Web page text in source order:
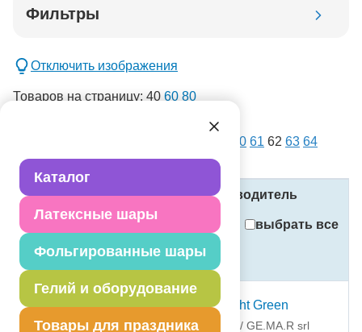
Каталог
Латексные шары
Фольгированные шары
Гелий и оборудование
Товары для праздника
Фильтры
новинка
спецпредложение
Применить
Сбросить фильтры
Отключить изображения
Товаров на страницу: 40 60 80
60 61 62 63 64
...360
Название Код Производитель
выбрать все
Стоимость
(в рублях, с учётом НДС)
И 5"/067 Металлик Light Green
1102-1508 ДЖЕМАР срл / GE.MA.R srl